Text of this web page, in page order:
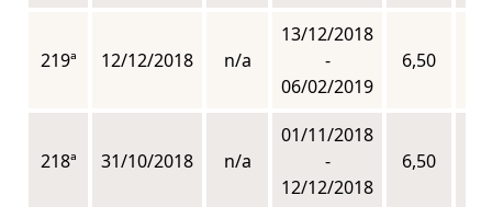
219ª 12/12/2018 n/a
13/12/2018
-
06/02/2019
6,50
218ª 31/10/2018 n/a
01/11/2018
-
12/12/2018
6,50